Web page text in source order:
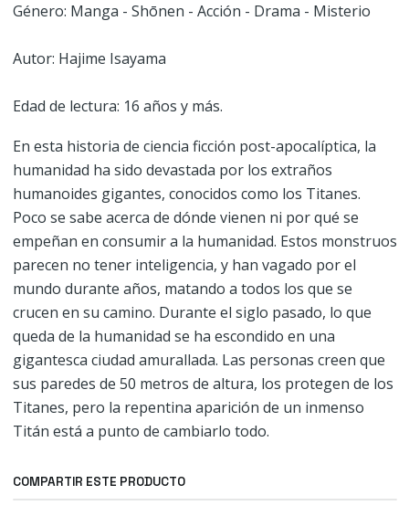
Género: Manga - Shōnen - Acción - Drama - Misterio
Autor: Hajime Isayama
Edad de lectura: 16 años y más.
En esta historia de ciencia ficción post-apocalíptica, la
humanidad ha sido devastada por los extraños
humanoides gigantes, conocidos como los Titanes.
Poco se sabe acerca de dónde vienen ni por qué se
empeñan en consumir a la humanidad. Estos monstruos
parecen no tener inteligencia, y han vagado por el
mundo durante años, matando a todos los que se
crucen en su camino. Durante el siglo pasado, lo que
queda de la humanidad se ha escondido en una
gigantesca ciudad amurallada. Las personas creen que
sus paredes de 50 metros de altura, los protegen de los
Titanes, pero la repentina aparición de un inmenso
Titán está a punto de cambiarlo todo.
COMPARTIR ESTE PRODUCTO